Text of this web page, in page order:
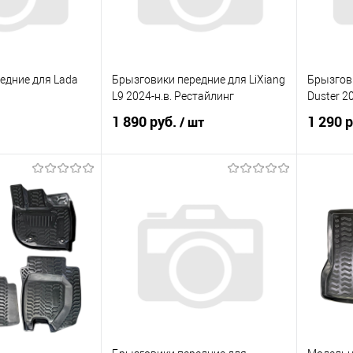
для Lada
Сравнение
Под заказ
Брызговики передние для LiXiang
L9 2024-н.в. Рестайлинг
1 890 руб. / шт
Купить в 1 клик
Сравнение
В избранное
Под заказ
Duster
1 290
В